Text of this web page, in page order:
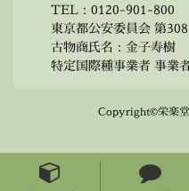
TEL： 0120-901-800
東京都公安委員会 第
古物商氏名：金子寿樹
特定国際種事業者 事業
Copyright©栄楽